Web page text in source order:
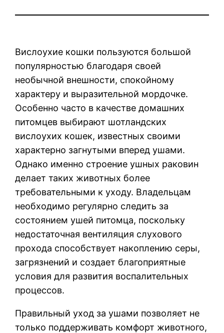
Вислоухие кошки пользуются большой
популярностью благодаря своей
необычной внешности, спокойному
характеру и выразительной мордочке.
Особенно часто в качестве домашних
питомцев выбирают шотландских
вислоухих кошек, известных своими
характерно загнутыми вперед ушами.
Однако именно строение ушных раковин
делает таких животных более
требовательными к уходу. Владельцам
необходимо регулярно следить за
состоянием ушей питомца, поскольку
недостаточная вентиляция слухового
прохода способствует накоплению серы,
загрязнений и создает благоприятные
условия для развития воспалительных
процессов.
Правильный уход за ушами позволяет не
только поддерживать комфорт животного,